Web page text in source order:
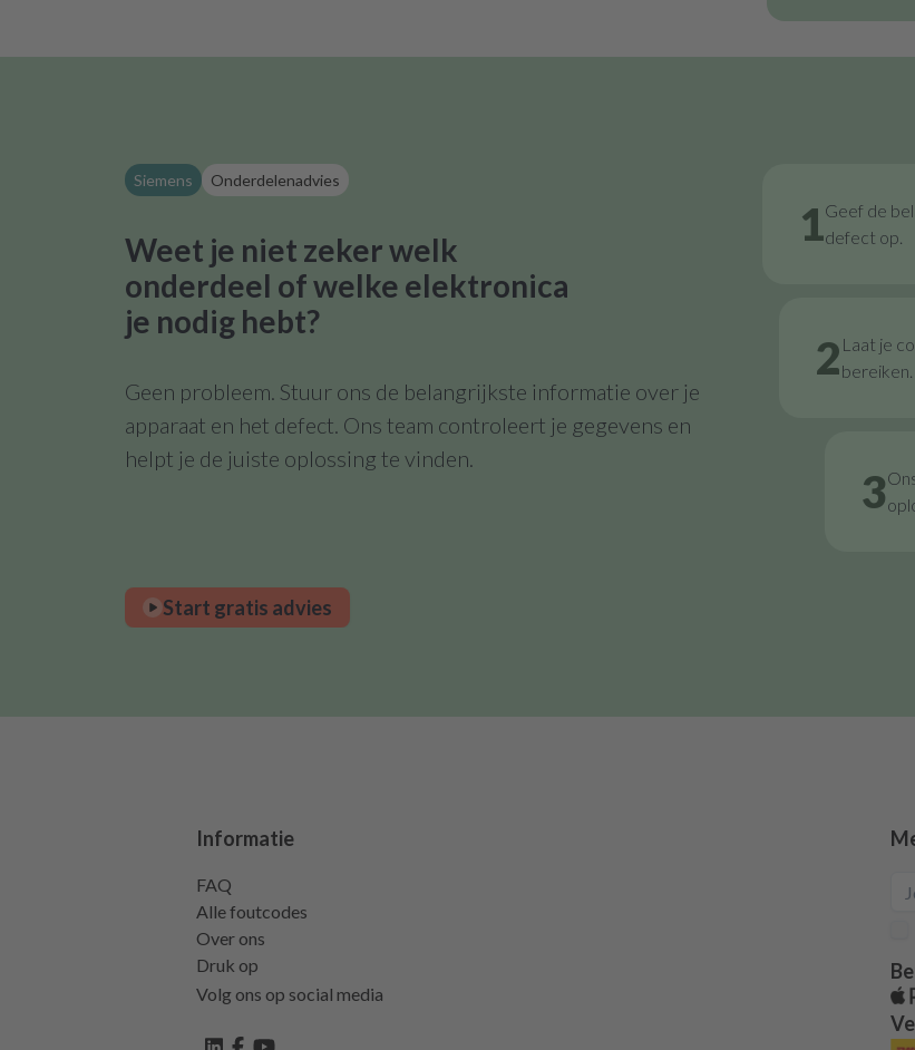
Siemens Onderdelenadvies
Weet je niet zeker welk
onderdeel of welke elektronica
je nodig hebt?
Geen probleem. Stuur ons de belangrijkste informatie over je
apparaat en het defect. Ons team controleert je gegevens en
helpt je de juiste oplossing te vinden.
1Geef de
defect op.
2 Laat je
bereiken.
3
Start gratis advies
Informatie
FAQ
Alle foutcodes
Over ons
Druk op
Volg ons op social media